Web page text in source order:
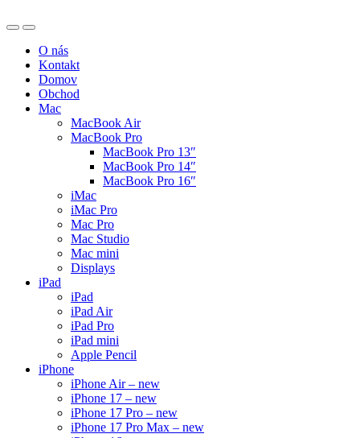
O nás
Kontakt
Domov
Obchod
Mac
MacBook Air
MacBook Pro
MacBook Pro 13″
MacBook Pro 14″
MacBook Pro 16″
iMac
iMac Pro
Mac Pro
Mac Studio
Mac mini
Displays
iPad
iPad
iPad Air
iPad Pro
iPad mini
Apple Pencil
iPhone
iPhone Air – new
iPhone 17 – new
iPhone 17 Pro – new
iPhone 17 Pro Max – new